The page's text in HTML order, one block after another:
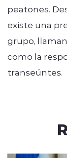
peatones.
existe una
grupo,
como la
transeúntes.